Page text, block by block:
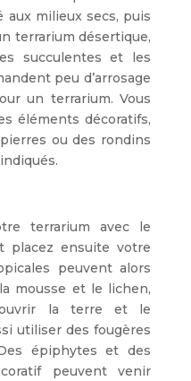
aux milieux secs, puis
terrarium désertique,
succulentes et les
peu d’arrosage
un terrarium. Vous
éléments décoratifs,
ou des rondins
terrarium avec le
placez ensuite votre
peuvent alors
mousse et le lichen,
la terre et le
utiliser des fougères
épiphytes et des
peuvent venir